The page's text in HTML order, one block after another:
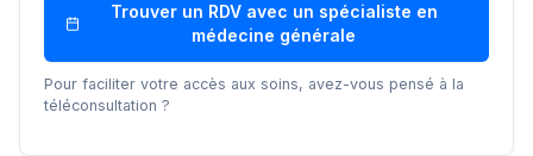
Trouver un RDV avec un spécialiste en
médecine générale
Pour faciliter votre accès aux soins, avez-vous pensé à la
téléconsultation ?